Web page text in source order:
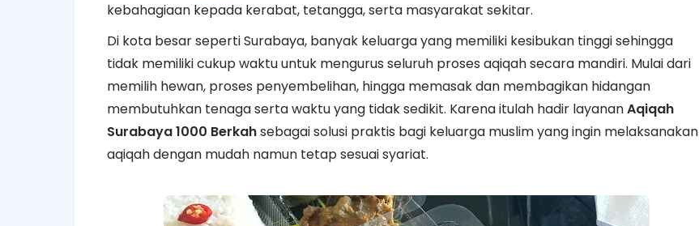
kebahagiaan kepada kerabat, tetangga, serta masyarakat sekitar.
Di kota besar seperti Surabaya, banyak keluarga yang memiliki kesibukan tinggi sehingga
tidak memiliki cukup waktu untuk mengurus seluruh proses aqiqah secara mandiri. Mulai dari
memilih hewan, proses penyembelihan, hingga memasak dan membagikan hidangan
membutuhkan tenaga serta waktu yang tidak sedikit. Karena itulah hadir layananAqiqah
Surabaya 1000 Berkahsebagai solusi praktis bagi keluarga muslim yang ingin melaksanakan
aqiqah dengan mudah namun tetap sesuai syariat.